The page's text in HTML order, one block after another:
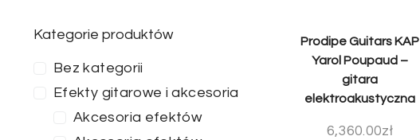
Kategorie produktów
Bez kategorii
Efekty gitarowe i akcesoria
Akcesoria efektów
Prodipe Guitars KAP
Yarol Poupaud –
gitara
elektroakustyczna
6,360.00zł